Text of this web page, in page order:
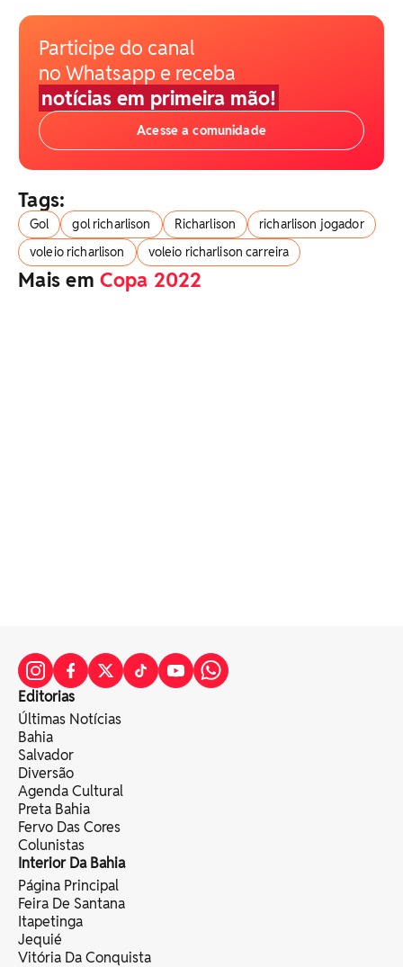
Participe do canal
no Whatsapp e receba
notícias em primeira mão!
Acesse a comunidade
Tags:
Gol gol richarlison Richarlison
richarlison jogador
voleio richarlison
voleio richarlison carreira
Mais emCopa 2022
Editorias
Últimas Notícias
Bahia
Salvador
Diversão
Agenda Cultural
Preta Bahia
Fervo Das Cores
Colunistas
Interior Da Bahia
Página Principal
Feira De Santana
Itapetinga
Jequié
Vitória Da Conquista